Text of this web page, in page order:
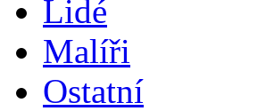
Lidé
Malíři
Ostatní